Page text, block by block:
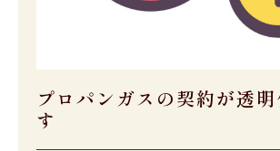
プロパンガスの契約が透明
す